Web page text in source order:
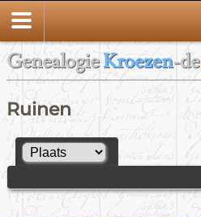
GenealogieKroezen-de
Ruinen